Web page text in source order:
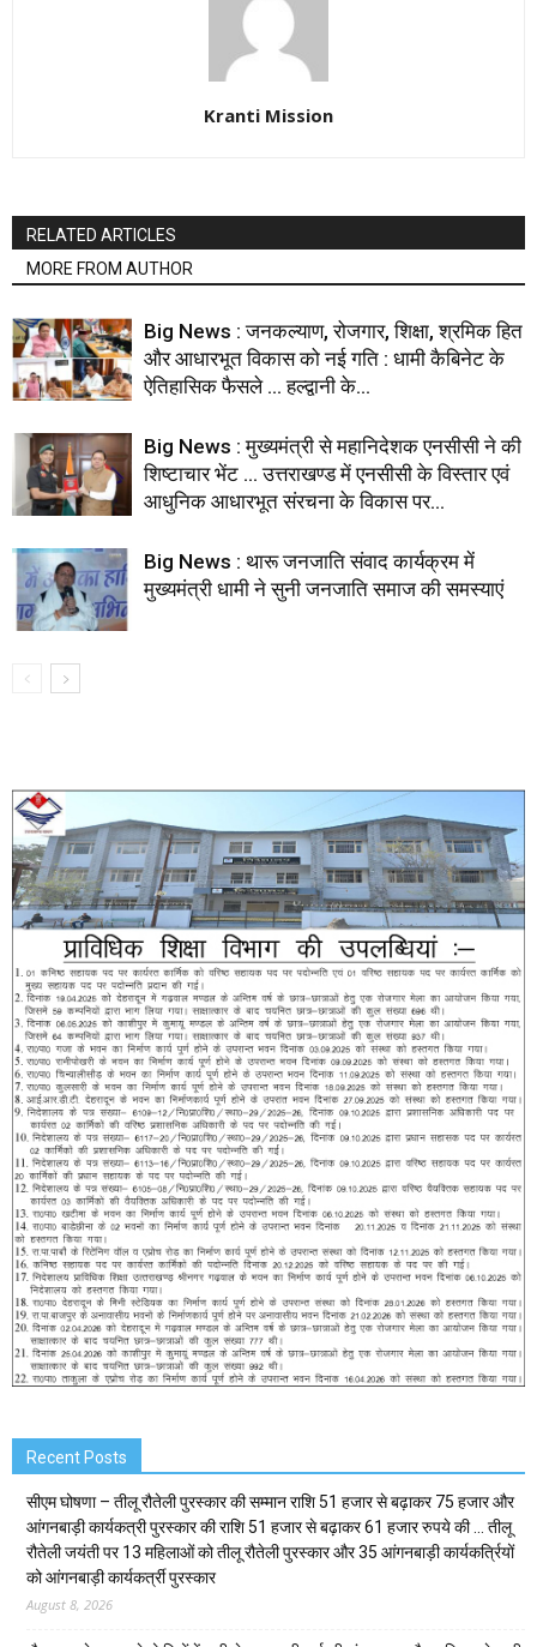
Kranti Mission
RELATED ARTICLES
MORE FROM AUTHOR
Big News : जनकल्याण, रोजगार, शिक्षा, श्रमिक हित
और आधारभूत विकास को नई गति : धामी कैबिनेट के
ऐतिहासिक फैसले … हल्द्वानी के...
Big News : मुख्यमंत्री से महानिदेशक एनसीसी ने की
शिष्टाचार भेंट … उत्तराखण्ड में एनसीसी के विस्तार एवं
आधुनिक आधारभूत संरचना के विकास पर...
Big News : थारू जनजाति संवाद कार्यक्रम में
मुख्यमंत्री धामी ने सुनी जनजाति समाज की समस्याएं
Recent Posts
सीएम घोषणा – तीलू रौतेली पुरस्कार की सम्मान राशि 51 हजार से बढ़ाकर 75 हजार और
आंगनबाड़ी कार्यकत्री पुरस्कार की राशि 51 हजार से बढ़ाकर 61 हजार रुपये की … तीलू
रौतेली जयंती पर 13 महिलाओं को तीलू रौतेली पुरस्कार और 35 आंगनबाड़ी कार्यकर्त्रियों
को आंगनबाड़ी कार्यकर्त्री पुरस्कार
August 8, 2026